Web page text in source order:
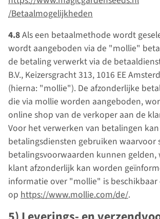
/Betaalmogelijkheden
4.8Als een betaalmethode wordt
wordt aangeboden via de "mollie"
de betaling verwerkt via de
B.V., Keizersgracht 313, 1016 EE
(hierna: "mollie"). De afzonderlijke
die via mollie worden aangeboden,
online shop van de verkoper aan de
Voor het verwerken van betalingen
betalingsdiensten gebruiken waarvoor
betalingsvoorwaarden kunnen gelden,
klant afzonderlijk kan worden
informatie over "mollie" is
op https://www.mollie.com/de/.